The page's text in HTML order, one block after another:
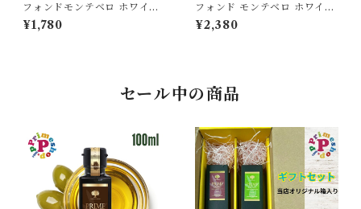
フォンドモンテベロ ホワイト
バルサミコ酢 ベーシック モデ
ナ産 500ml FMWB FONDO
¥1,780
フォンド モンテベロ ホワイト
バルサミコ パール モデナ産50
g FONDO MONTEBELLO
¥2,380
セール中の商品